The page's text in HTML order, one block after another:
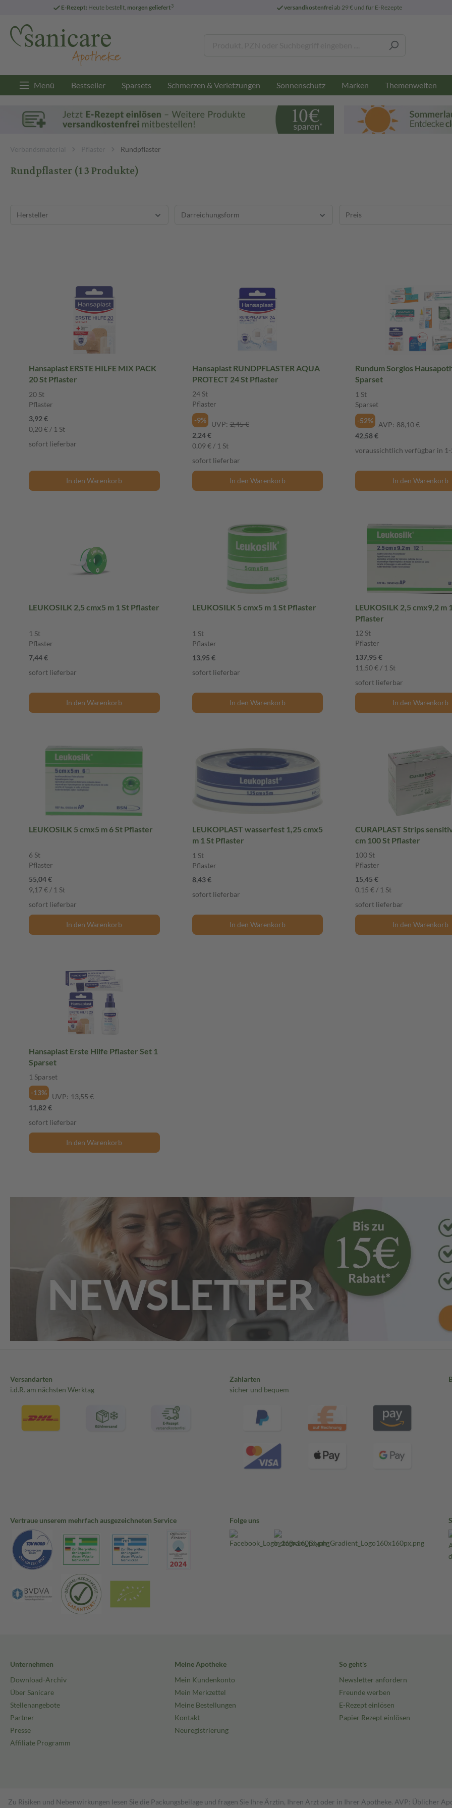
E-Rezept: Heute bestellt, morgen geliefert3 versandkostenfreiab 29 € und für E-Rezepte
Menü Bestseller Sparsets Schmerzen & Verletzungen Sonnenschutz Marken Themenwelten
Verbandsmaterial Pflaster Rundpflaster
Rundpflaster(13 Produkte)
Hersteller Darreichungsform Preis
Hansaplast ERSTE HILFE MIX PACK
20 St Pflaster
20 St
Pflaster
3,92 €
0,20 € / 1 St
sofort lieferbar
In den Warenkorb
Hansaplast RUNDPFLASTER AQUA
PROTECT 24 St Pflaster
24 St
Pflaster
-9%
UVP: 2,45 €
2,24 €
0,09 € / 1 St
sofort lieferbar
In den Warenkorb
Rundum Sorglos
Sparset
1 St
Sparset
-52%
AVP: 88,10 €
42,58 €
voraussichtlich verfügbar in
In den Warenkorb
LEUKOSILK 2,5 cmx5 m 1 St Pflaster
1 St
Pflaster
7,44 €
sofort lieferbar
In den Warenkorb
LEUKOSILK 5 cmx5 m 1 St Pflaster
1 St
Pflaster
13,95 €
sofort lieferbar
In den Warenkorb
LEUKOSILK 2,5 cmx9,2 m
Pflaster
12 St
Pflaster
137,95 €
11,50 € / 1 St
sofort lieferbar
In den Warenkorb
LEUKOSILK 5 cmx5 m 6 St Pflaster
6 St
Pflaster
55,04 €
9,17 € / 1 St
sofort lieferbar
In den Warenkorb
LEUKOPLAST wasserfest 1,25 cmx5
m 1 St Pflaster
1 St
Pflaster
8,43 €
sofort lieferbar
In den Warenkorb
CURAPLAST Strips
cm 100 St Pflaster
100 St
Pflaster
15,45 €
0,15 € / 1 St
sofort lieferbar
In den Warenkorb
Hansaplast Erste Hilfe Pflaster Set 1
Sparset
1 Sparset
-13%
UVP: 13,55 €
11,82 €
sofort lieferbar
In den Warenkorb
Versandarten
i.d.R. am nächsten Werktag
Zahlarten
sicher und bequem
Vertraue unserem mehrfach ausgezeichneten Service Folge uns
Unternehmen
Download-Archiv
Über Sanicare
Stellenangebote
Partner
Presse
Affiliate Programm
Meine Apotheke
Mein Kundenkonto
Mein Merkzettel
Meine Bestellungen
Kontakt
Neuregistrierung
So geht's
Newsletter anfordern
Freunde werben
E-Rezept einlösen
Papier Rezept einlösen
Zu Risiken und Nebenwirkungen lesen Sie die Packungsbeilage und fragen Sie Ihre Ärztin, Ihren Arzt oder in Ihrer Apotheke. AVP: Üblicher